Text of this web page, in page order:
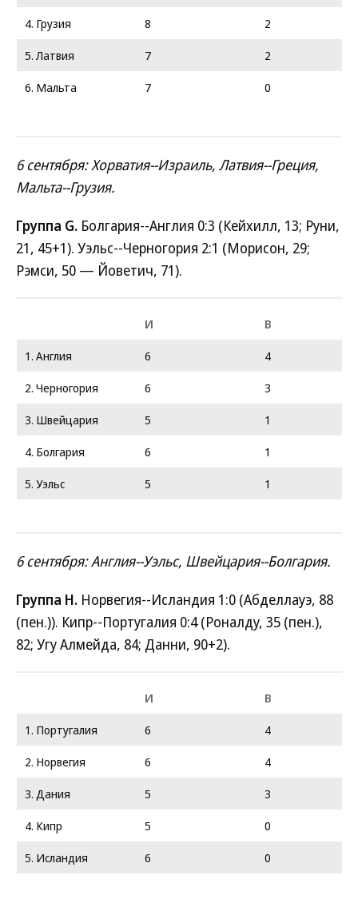
4. Грузия
8
2
5. Латвия
7
2
6. Мальта
7 0
6 сентября: Хорватия--Израиль, Латвия--Греция,
Мальта--Грузия.
Группа G. Болгария--Англия 0:3 (Кейхилл, 13; Руни,
21, 45+1). Уэльс--Черногория 2:1 (Морисон, 29;
Рэмси, 50 — Йоветич, 71).
И
В
1. Англия
6
4
2. Черногория
6
3
3. Швейцария
5
1
4. Болгария
6
1
5. Уэльс
5 1
6 сентября: Англия--Уэльс, Швейцария--Болгария.
Группа H. Норвегия--Исландия 1:0 (Абделлауэ, 88
(пен.)). Кипр--Португалия 0:4 (Роналду, 35 (пен.),
82; Угу Алмейда, 84; Данни, 90+2).
И
В
1. Португалия
6
4
2. Норвегия
6
4
3. Дания
5
3
4. Кипр
5
0
5. Исландия
6 0